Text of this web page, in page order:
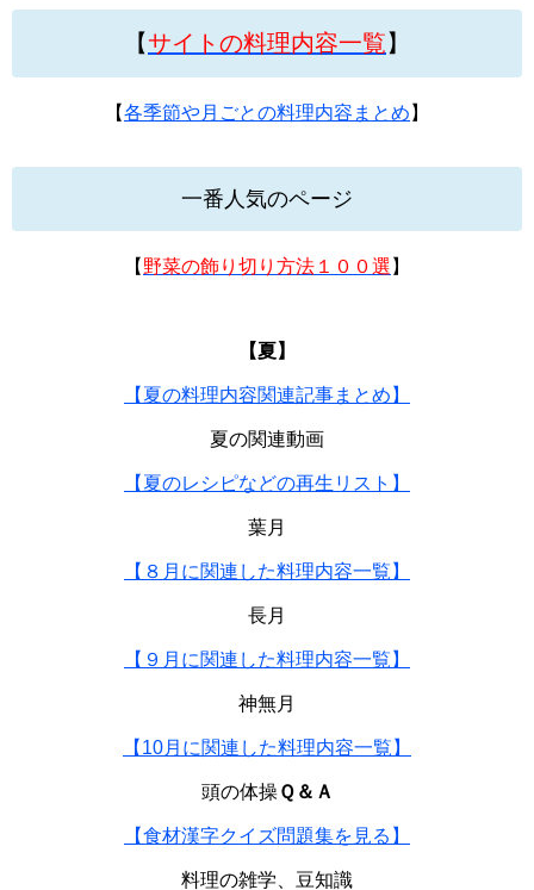
【サイトの料理内容一覧】
【各季節や月ごとの料理内容まとめ 】
一番人気のページ
【 野菜の飾り切り方法１００選 】
【夏】
【夏の料理内容関連記事まとめ】
夏の関連動画
【夏のレシピなどの再生リスト】
葉月
【８月に関連した料理内容一覧】
長月
【９月に関連した料理内容一覧】
神無月
【10月に関連した料理内容一覧】
頭の体操Ｑ＆Ａ
【食材漢字クイズ問題集を見る】
料理の雑学、豆知識